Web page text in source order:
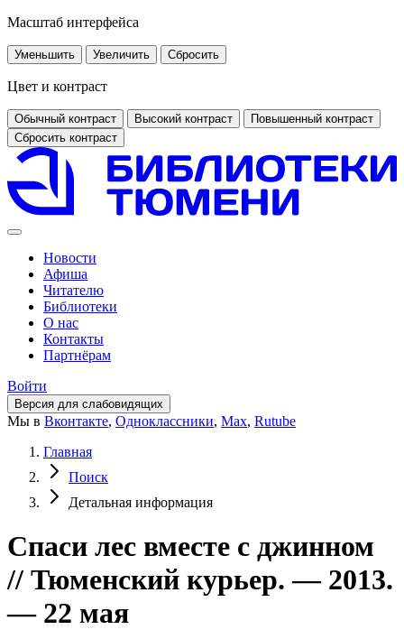
Масштаб интерфейса
Уменьшить Увеличить Сбросить
Цвет и контраст
Обычный контраст Высокий контраст
Повышенный контраст
Сбросить контраст
Новости
Афиша
Читателю
Библиотеки
О нас
Контакты
Партнёрам
Войти
Версия для слабовидящих
Мы в Вконтакте, Одноклассники, Max, Rutube
Главная
Поиск
Детальная информация
Спаси лес вместе с джинном
// Тюменский курьер. — 2013.
— 22 мая